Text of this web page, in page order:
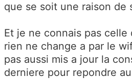
que se soit une raison de
Et je ne connais pas celle
rien ne change a par le
pas aussi mis a jour la
derniere pour repondre